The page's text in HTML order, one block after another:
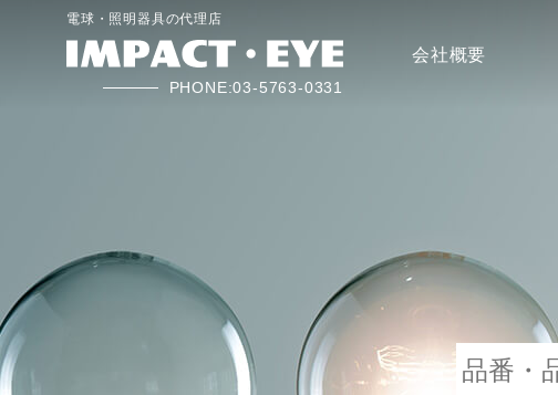
電球・照明器具の代理店
PHONE:03-5763-0331
会社概要